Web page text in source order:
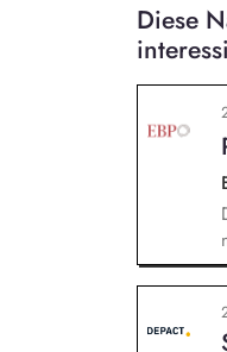
Diese